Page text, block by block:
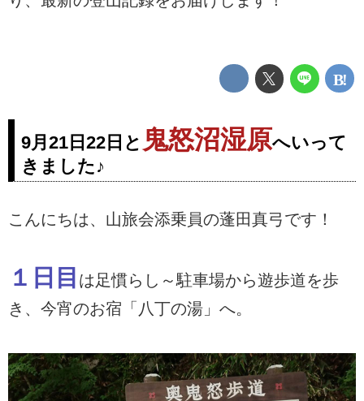
9月21日22日と 鬼怒沼湿原へいって
きました♪
こんにちは、山旅会添乗員の蓬田真弓です！
１日目 は足慣らし～駐車場から遊歩道を歩
き、今宵のお宿「八丁の湯」へ。